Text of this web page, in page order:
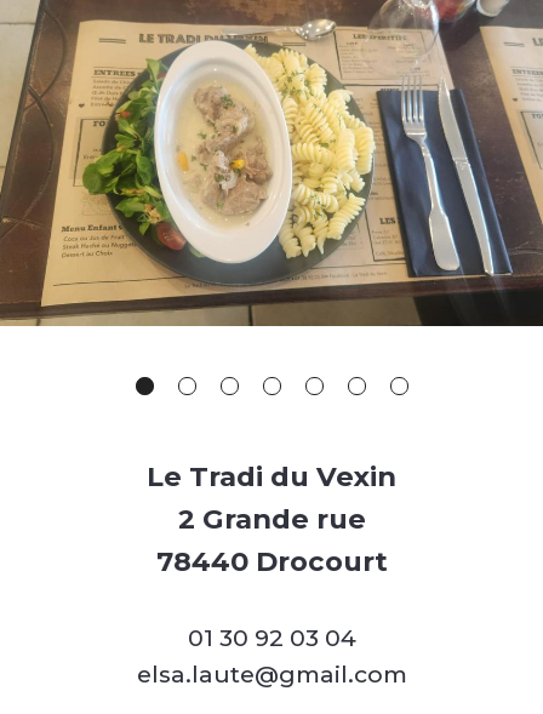
Le Tradi du Vexin
2 Grande rue
78440 Drocourt
01 30 92 03 04
elsa.laute@gmail.com